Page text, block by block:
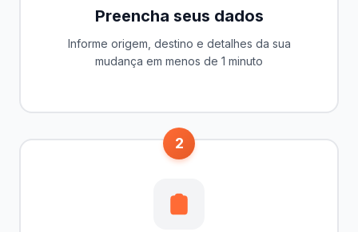
Preencha seus dados
Informe origem, destino e detalhes da sua
mudança em menos de 1 minuto
2